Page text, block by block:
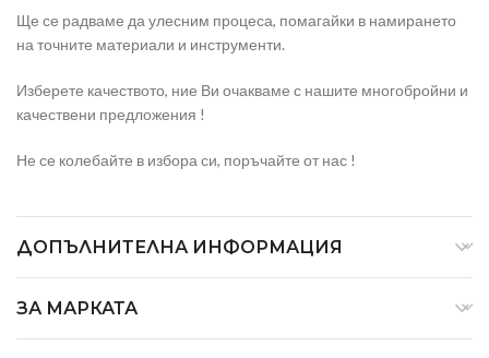
Ще се радваме да улесним процеса, помагайки в намирането
на точните материали и инструменти.
Изберете качеството, ние Ви очакваме с нашите многобройни и
качествени предложения !
Не се колебайте в избора си, поръчайте от нас !
ДОПЪЛНИТЕЛНА ИНФОРМАЦИЯ
ЗА МАРКАТА